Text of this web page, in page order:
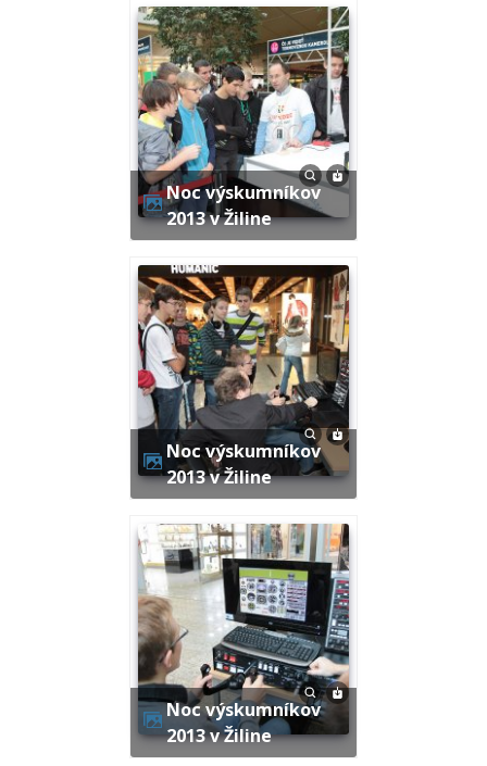
Noc výskumníkov
2013 v Žiline
Noc výskumníkov
2013 v Žiline
Noc výskumníkov
2013 v Žiline